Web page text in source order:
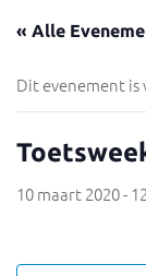
« Alle
Dit evenement is
10 maart 2020-